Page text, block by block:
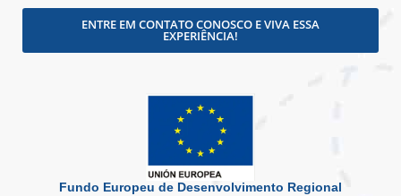
ENTRE EM CONTATO CONOSCO E VIVA ESSA
EXPERIÊNCIA!
Fundo Europeu de Desenvolvimento Regional